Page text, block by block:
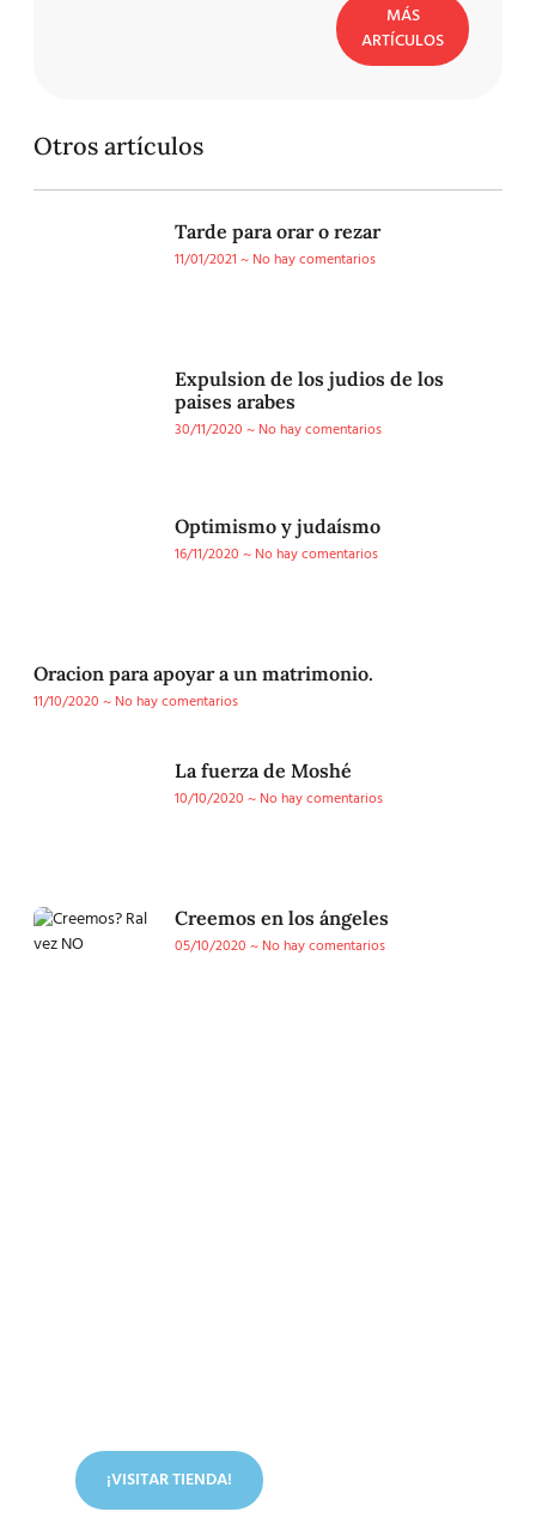
MÁS
ARTÍCULOS
Otros artículos
Tarde para orar o rezar
11/01/2021
No hay comentarios
Expulsion de los judios de los
paises arabes
30/11/2020
No hay comentarios
Optimismo y judaísmo
16/11/2020
No hay comentarios
Oracion para apoyar a un matrimonio.
11/10/2020
No hay comentarios
La fuerza de Moshé
10/10/2020
No hay comentarios
Creemos en los ángeles
05/10/2020
No hay comentarios
¡VISITAR TIENDA!